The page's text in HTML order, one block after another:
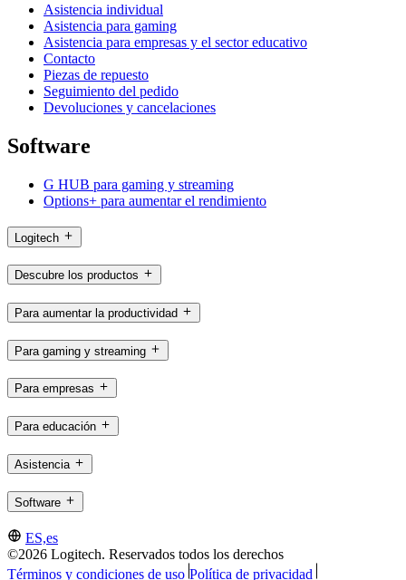
Asistencia individual
Asistencia para gaming
Asistencia para empresas y el sector educativo
Contacto
Piezas de repuesto
Seguimiento del pedido
Devoluciones y cancelaciones
Software
G HUB para gaming y streaming
Options+ para aumentar el rendimiento
Logitech
Descubre los productos
Para aumentar la productividad
Para gaming y streaming
Para empresas
Para educación
Asistencia
Software
ES,es
©2026 Logitech. Reservados todos los derechos
Términos y condiciones de uso Política de privacidad